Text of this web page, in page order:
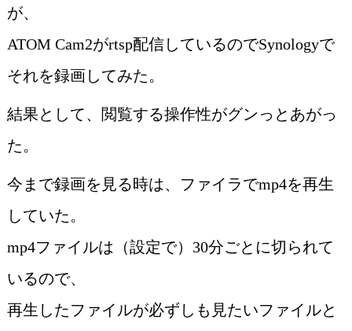
が、
ATOM Cam2がrtsp配信しているのでSynologyで
それを録画してみた。
結果として、閲覧する操作性がグンっとあがっ
た。
今まで録画を見る時は、ファイラでmp4を再生
していた。
mp4ファイルは（設定で）30分ごとに切られて
いるので、
再生したファイルが必ずしも見たいファイルと